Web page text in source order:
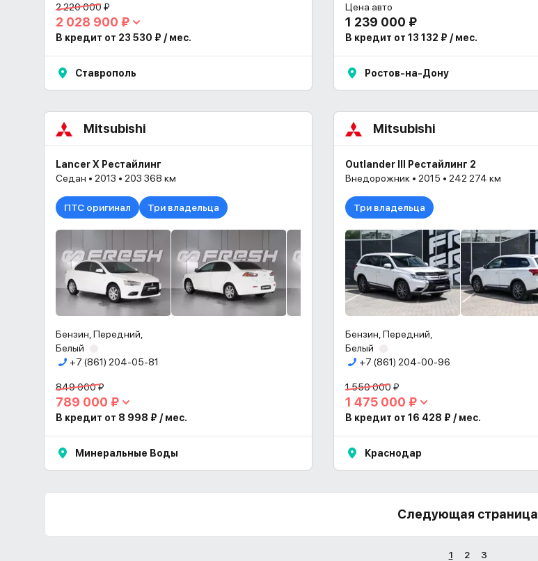
2 220 000 ₽
2 028 900 ₽
В кредит от 23 530 ₽ / мес.
Ставрополь
Цена авто
1 239 000 ₽
В кредит от 13 132 ₽ / мес.
Ростов-на-Дону
Mitsubishi
Lancer X Рестайлинг
Седан • 2013 • 203 368 км
ПТС оригинал Три владельца
Бензин, Передний,
Белый
+7 (861) 204-05-81
849 000 ₽
789 000 ₽
В кредит от 8 998 ₽ / мес.
Минеральные Воды
Mitsubishi
Outlander III Рестайлинг 2
Внедорожник • 2015 • 242 274 км
Три владельца
Бензин, Передний,
Белый
+7 (861) 204-00-96
1 550 000 ₽
1 475 000 ₽
В кредит от 16 428 ₽ / мес.
Краснодар
Следующая страница
1 2 3